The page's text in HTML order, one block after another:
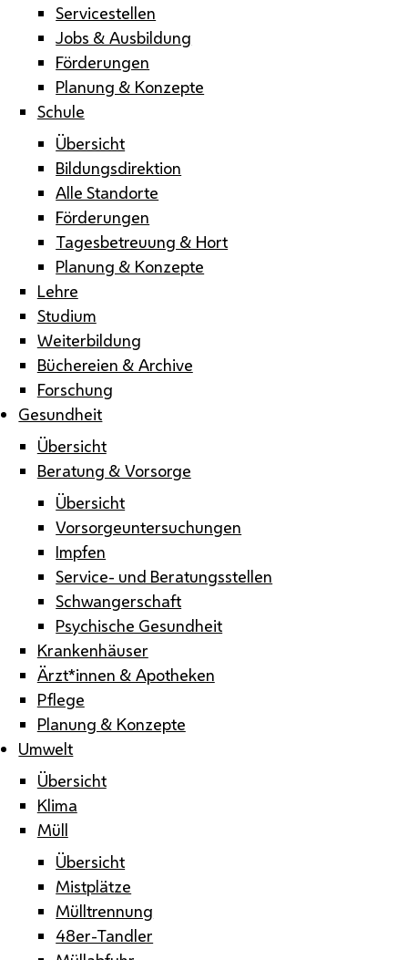
Servicestellen
Jobs & Ausbildung
Förderungen
Planung & Konzepte
Schule
Übersicht
Bildungsdirektion
Alle Standorte
Förderungen
Tagesbetreuung & Hort
Planung & Konzepte
Lehre
Studium
Weiterbildung
Büchereien & Archive
Forschung
Gesundheit
Übersicht
Beratung & Vorsorge
Übersicht
Vorsorgeuntersuchungen
Impfen
Service- und Beratungsstellen
Schwangerschaft
Psychische Gesundheit
Krankenhäuser
Ärzt*innen & Apotheken
Pflege
Planung & Konzepte
Umwelt
Übersicht
Klima
Müll
Übersicht
Mistplätze
Mülltrennung
48er-Tandler